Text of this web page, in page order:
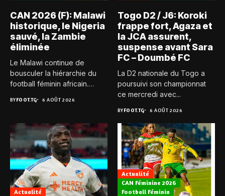
CAN 2026 (F): Malawi
historique, le Nigeria
sauvé, la Zambie
éliminée
Le Malawi continue de
bousculer la hiérarchie du
football féminin africain.
BYFOOT.TG 6 AOÛT 2026
Togo D2 / J6: Koroki
frappe fort, Agaza et
la JCA assurent,
suspense avant Sara
FC – Doumbé FC
La D2 nationale du Togo a
poursuivi son championnat
ce mercredi avec...
BYFOOT.TG 6 AOÛT 2026
Actualité
Actualité
CAN Féminine 2026
Football Féminin